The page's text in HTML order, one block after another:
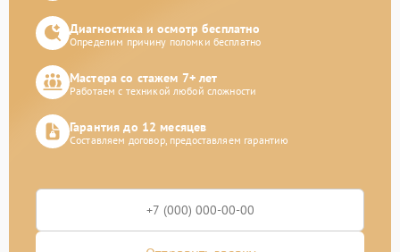
Диагностика и осмотр бесплатно
Определим причину поломки бесплатно
Мастера со стажем 7+ лет
Работаем с техникой любой сложности
Гарантия до 12 месяцев
Составляем договор, предоставляем гарантию